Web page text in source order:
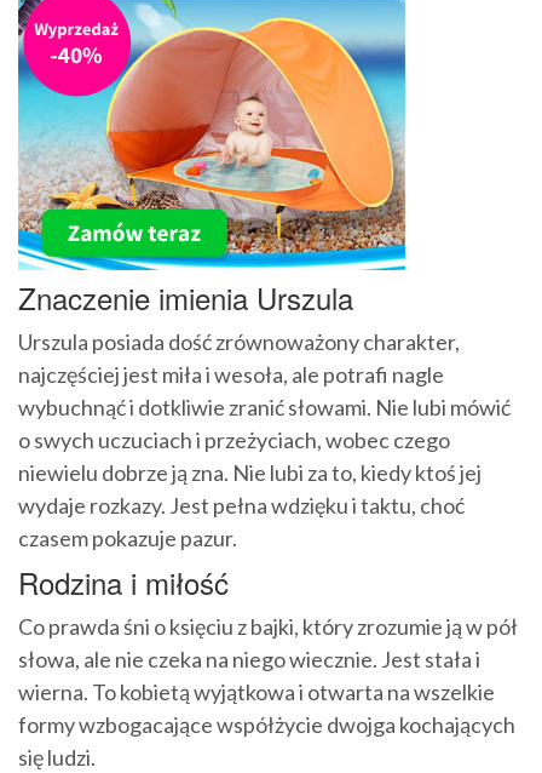
Znaczenie imienia Urszula
Urszula posiada dość zrównoważony charakter,
najczęściej jest miła i wesoła, ale potrafi nagle
wybuchnąć i dotkliwie zranić słowami. Nie lubi mówić
o swych uczuciach i przeżyciach, wobec czego
niewielu dobrze ją zna. Nie lubi za to, kiedy ktoś jej
wydaje rozkazy. Jest pełna wdzięku i taktu, choć
czasem pokazuje pazur.
Rodzina i miłość
Co prawda śni o księciu z bajki, który zrozumie ją w pół
słowa, ale nie czeka na niego wiecznie. Jest stała i
wierna. To kobietą wyjątkowa i otwarta na wszelkie
formy wzbogacające współżycie dwojga kochających
się ludzi.